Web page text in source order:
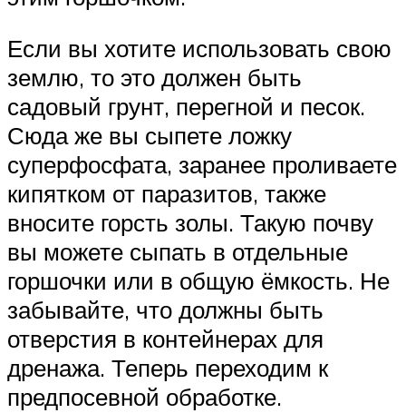
Если вы хотите использовать свою
землю, то это должен быть
садовый грунт, перегной и песок.
Сюда же вы сыпете ложку
суперфосфата, заранее проливаете
кипятком от паразитов, также
вносите горсть золы. Такую почву
вы можете сыпать в отдельные
горшочки или в общую ёмкость. Не
забывайте, что должны быть
отверстия в контейнерах для
дренажа. Теперь переходим к
предпосевной обработке.